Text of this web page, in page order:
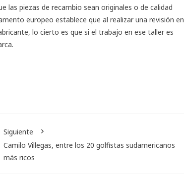
las piezas de recambio sean originales o de calidad
europeo establece que al realizar una revisión en
lo cierto es que si el trabajo en ese taller es
Siguiente
Camilo Villegas, entre los 20 golfistas sudamericanos
más ricos